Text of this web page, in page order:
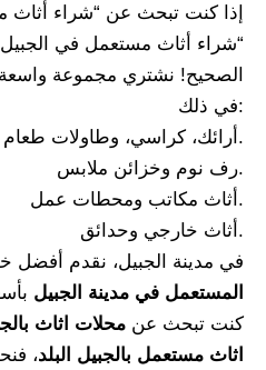
إذا كنت تبحث عن “شراء أثاث
“شراء أثاث مستعمل في
الصحيح! نشتري مجموعة واسعة
في ذلك:
أرائك، كراسي، وطاولات طعام.
رف نوم وخزائن ملابس.
أثاث مكاتب ومحطات عمل.
أثاث خارجي وحدائق.
في مدينة الجبيل، نقدم أفضل
المستعمل في مدينة الجبيل
كنت تبحث عن محلات اثاث
اثاث مستعمل بالجبيل البلد،